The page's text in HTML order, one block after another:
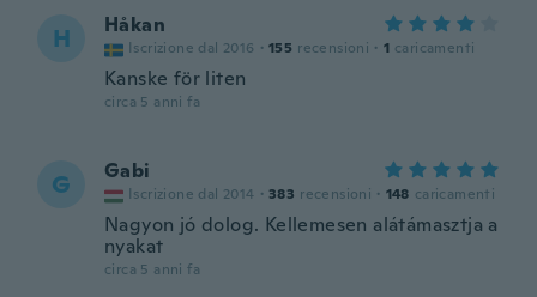
H Håkan
Iscrizione dal 2016 · 155 recensioni · 1 caricamenti
Kanske för liten
circa 5 anni fa
G Gabi
Iscrizione dal 2014 · 383 recensioni · 148 caricamenti
Nagyon jó dolog. Kellemesen alátámasztja a
nyakat
circa 5 anni fa